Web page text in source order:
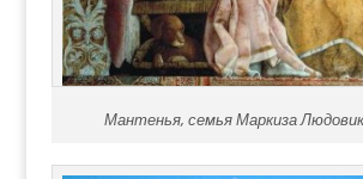
Мантенья, семья Маркиза